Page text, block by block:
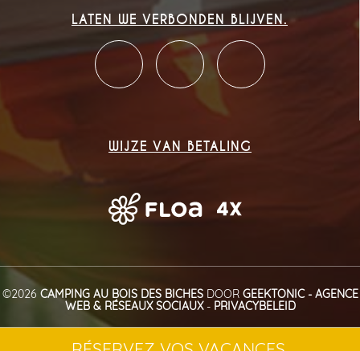
LATEN WE VERBONDEN BLIJVEN.
WIJZE VAN BETALING
©2026 CAMPING AU BOIS DES BICHESDOOR GEEKTONIC - AGENCE
WEB & RÉSEAUX SOCIAUX- PRIVACYBELEID